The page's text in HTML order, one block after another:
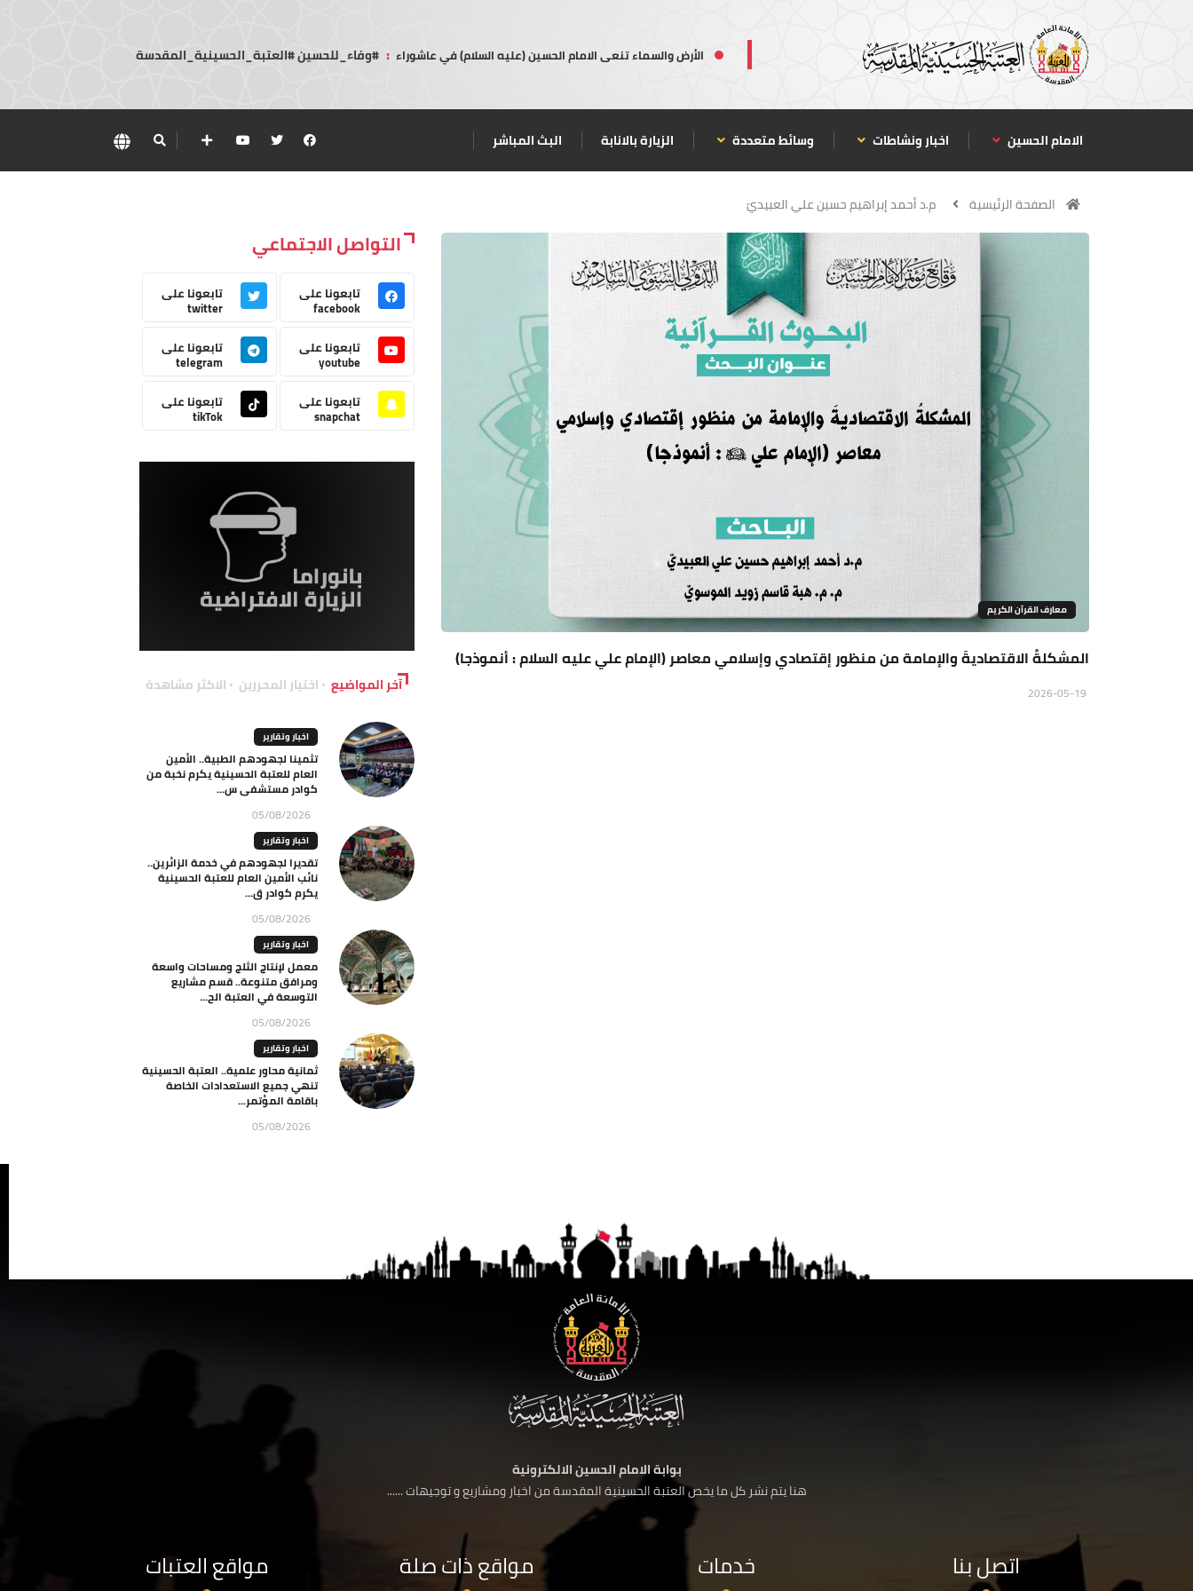
الأرض والسماء تنعى الامام الحسين (عليه السلام) في عاشوراء : #وفاء_للحسين #العتبة_الحسينية_المقدسة
الامام الحسين اخبار ونشاطات وسائط متعددة الزيارة بالانابة البث المباشر
الصفحة الرئيسية م.د أحمد إبراهيم حسين علي العبيديّ
معارف القرآن الكريم
المشكلةُ الاقتصاديةَ والإمامة من منظور إقتصادي وإسلامي معاصر (الإمام علي عليه السلام : أنموذجا)
التواصل الاجتماعي
تابعونا على
facebook
تابعونا على
twitter
تابعونا على
youtube
تابعونا على
telegram
تابعونا على
snapchat
تابعونا على
tikTok
آخر المواضيع اختيار المحررين الاكثر مشاهدة
اخبار وتقارير
تثمينا لجهودهم الطبية.. الأمين
العام للعتبة الحسينية يكرم نخبة من
كوادر مستشفى س...
05/08/2026
اخبار وتقارير
تقديرا لجهودهم في خدمة الزائرين..
نائب الأمين العام للعتبة الحسينية
يكرم كوادر ق...
05/08/2026
اخبار وتقارير
معمل لإنتاج الثلج ومساحات واسعة
ومرافق متنوعة.. قسم مشاريع
التوسعة في العتبة الح...
05/08/2026
اخبار وتقارير
ثمانية محاور علمية.. العتبة الحسينية
تنهي جميع الاستعدادات الخاصة
باقامة المؤتمر...
05/08/2026
بوابة الامام الحسين الالكترونية
هنا يتم نشر كل ما يخص العتبة الحسينية المقدسة من اخبار ومشاريع و توجيهات ......
اتصل بنا خدمات مواقع ذات صلة مواقع العتبات